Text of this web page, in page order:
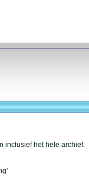
inclusief het hele archief.